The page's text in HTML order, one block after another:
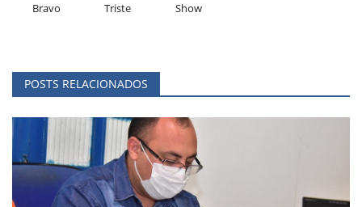
Bravo Triste Show
POSTS RELACIONADOS